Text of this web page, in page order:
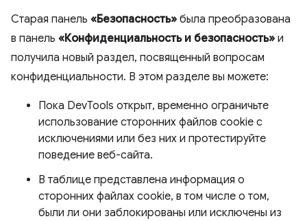
Старая панель «Безопасность» была преобразована
в панель «Конфиденциальность и безопасность» и
получила новый раздел, посвященный вопросам
конфиденциальности. В этом разделе вы можете:
Пока DevTools открыт, временно ограничьте
использование сторонних файлов cookie с
исключениями или без них и протестируйте
поведение веб-сайта.
В таблице представлена ​​информация о
сторонних файлах cookie, в том числе о том,
были ли они заблокированы или исключены из